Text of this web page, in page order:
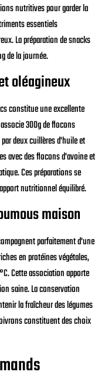
nutritives pour garder la
essentiels
La préparation de snacks
de la journée.
oléagineux
constitue une excellente
300g de flocons
deux cuillères d'huile et
avec des flocons d'avoine et
Ces préparations se
nutritionnel équilibré.
maison
parfaitement d'une
en protéines végétales,
Cette association apporte
saine. La conservation
la fraîcheur des légumes
constituent des choix